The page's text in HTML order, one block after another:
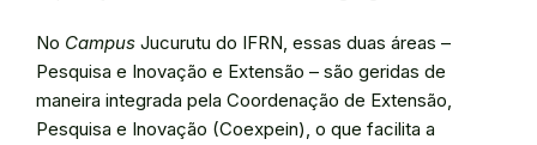
No Campus Jucurutu do IFRN, essas duas áreas –
Pesquisa e Inovação e Extensão – são geridas de
maneira integrada pela Coordenação de Extensão,
Pesquisa e Inovação (Coexpein), o que facilita a